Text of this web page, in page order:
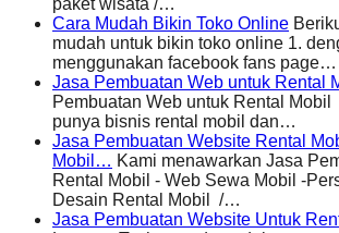
Cara Mudah Bikin Toko Online
mudah untuk bikin toko online 1.
menggunakan facebook fans page…
Jasa Pembuatan Web untuk Rental
Pembuatan Web untuk Rental
punya bisnis rental mobil dan…
Jasa Pembuatan Website Rental
Mobil… Kami menawarkan Jasa
Rental Mobil - Web Sewa Mobil -
Desain Rental Mobil /…
Jasa Pembuatan Website Untuk